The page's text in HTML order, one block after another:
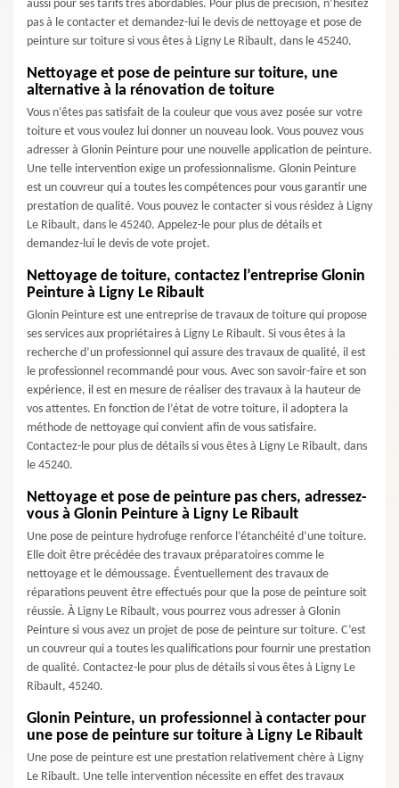
aussi pour ses tarifs très abordables. Pour plus de précision, n’hésitez
pas à le contacter et demandez-lui le devis de nettoyage et pose de
peinture sur toiture si vous êtes à Ligny Le Ribault, dans le 45240.
Nettoyage et pose de peinture sur toiture, une
alternative à la rénovation de toiture
Vous n’êtes pas satisfait de la couleur que vous avez posée sur votre
toiture et vous voulez lui donner un nouveau look. Vous pouvez vous
adresser à Glonin Peinture pour une nouvelle application de peinture.
Une telle intervention exige un professionnalisme. Glonin Peinture
est un couvreur qui a toutes les compétences pour vous garantir une
prestation de qualité. Vous pouvez le contacter si vous résidez à Ligny
Le Ribault, dans le 45240. Appelez-le pour plus de détails et
demandez-lui le devis de vote projet.
Nettoyage de toiture, contactez l’entreprise Glonin
Peinture à Ligny Le Ribault
Glonin Peinture est une entreprise de travaux de toiture qui propose
ses services aux propriétaires à Ligny Le Ribault. Si vous êtes à la
recherche d’un professionnel qui assure des travaux de qualité, il est
le professionnel recommandé pour vous. Avec son savoir-faire et son
expérience, il est en mesure de réaliser des travaux à la hauteur de
vos attentes. En fonction de l’état de votre toiture, il adoptera la
méthode de nettoyage qui convient afin de vous satisfaire.
Contactez-le pour plus de détails si vous êtes à Ligny Le Ribault, dans
le 45240.
Nettoyage et pose de peinture pas chers, adressez-
vous à Glonin Peinture à Ligny Le Ribault
Une pose de peinture hydrofuge renforce l’étanchéité d’une toiture.
Elle doit être précédée des travaux préparatoires comme le
nettoyage et le démoussage. Éventuellement des travaux de
réparations peuvent être effectués pour que la pose de peinture soit
réussie. À Ligny Le Ribault, vous pourrez vous adresser à Glonin
Peinture si vous avez un projet de pose de peinture sur toiture. C’est
un couvreur qui a toutes les qualifications pour fournir une prestation
de qualité. Contactez-le pour plus de détails si vous êtes à Ligny Le
Ribault, 45240.
Glonin Peinture, un professionnel à contacter pour
une pose de peinture sur toiture à Ligny Le Ribault
Une pose de peinture est une prestation relativement chère à Ligny
Le Ribault. Une telle intervention nécessite en effet des travaux